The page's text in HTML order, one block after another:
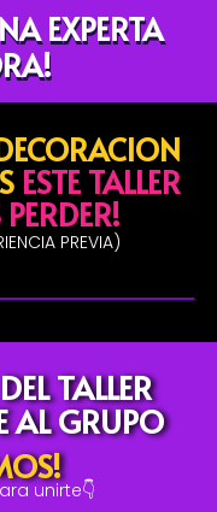
EXPERTA
ESTE TALLER
PREVIA)
TALLER
AL GRUPO
unirte👇